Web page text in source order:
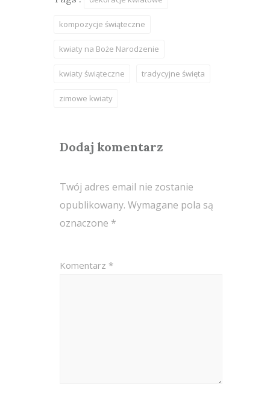
kompozycje świąteczne
kwiaty na Boże Narodzenie
kwiaty świąteczne tradycyjne święta
zimowe kwiaty
Dodaj komentarz
Twój adres email nie zostanie
opublikowany. Wymagane pola są
oznaczone *
Komentarz *